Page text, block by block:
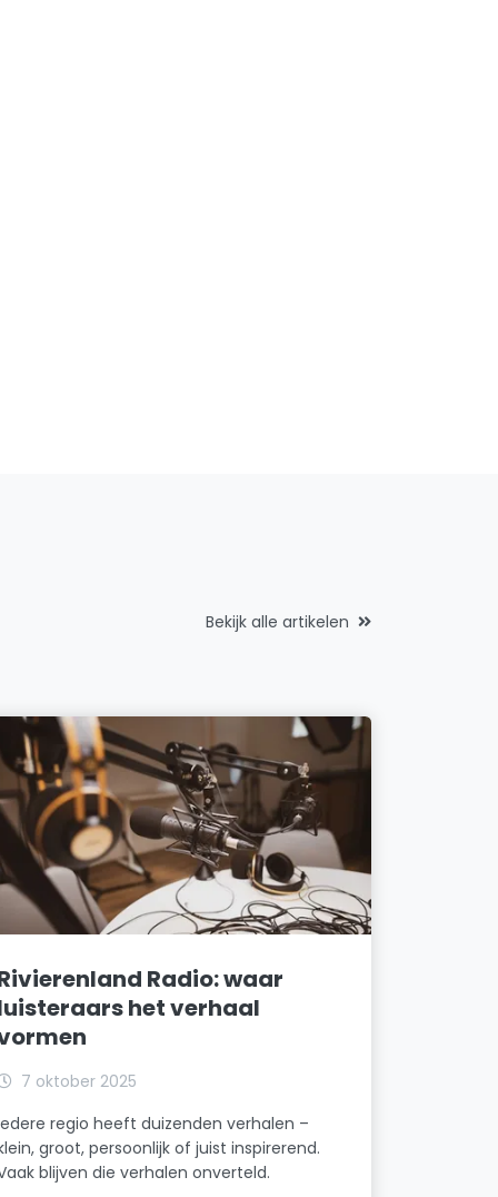
Bekijk alle artikelen
Radio: waar
het verhaal
7 oktober 2025
regio heeft duizenden verhalen –
groot, persoonlijk of juist inspirerend.
blijven die verhalen onverteld.